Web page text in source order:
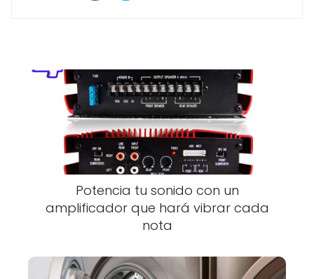
Potencia tu sonido con un
amplificador que hará vibrar cada
nota